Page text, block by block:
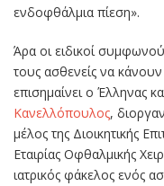
ενδοφθάλμια πίεση».
Άρα οι ειδικοί
τους ασθενείς να
επισημαίνει ο Έλληνας
Κανελλόπουλος,
μέλος της Διοικητικής
Εταιρίας Οφθαλμικής
ιατρικός φάκελος ενός